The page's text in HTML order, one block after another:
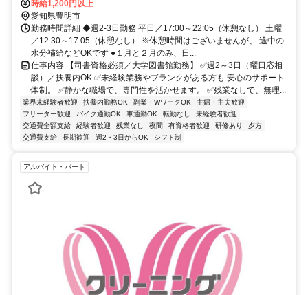
時給1,200円以上
愛知県豊明市
勤務時間詳細 ◆週2-3日勤務 平日／17:00～22:05（休憩なし） 土曜
／12:30～17:05（休憩なし） ※休憩時間はございませんが、 途中の
水分補給などOKです ●１月と２月のみ、日...
仕事内容 【司書資格必須／大学図書館勤務】 ✅週2～3日（曜日応相
談）／扶養内OK ✅未経験業務やブランクがある方も 安心のサポート
体制。 ✅静かな職場で、専門性を活かせます。 ✅残業なしで、無理...
業界未経験者歓迎 扶養内勤務OK 副業・WワークOK
主婦・主夫歓迎
フリーター歓迎
バイク通勤OK 車通勤OK 転勤なし
未経験者歓迎
交通費全額支給
経験者歓迎 残業なし 夜間 有資格者歓迎 研修あり
夕方
交通費支給
長期歓迎 週2・3日からOK シフト制
アルバイト・パート